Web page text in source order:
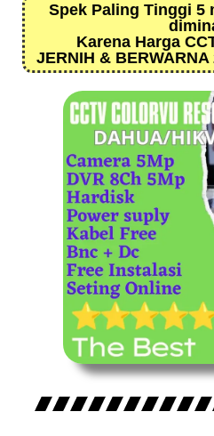
Spek Paling Tinggi 5
Karena Harga
JERNIH &